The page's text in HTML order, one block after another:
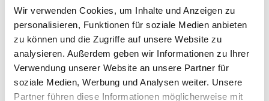
Wir verwenden Cookies, um Inhalte und Anzeigen zu
personalisieren, Funktionen für soziale Medien anbieten
zu können und die Zugriffe auf unsere Website zu
analysieren. Außerdem geben wir Informationen zu Ihrer
Verwendung unserer Website an unsere Partner für
soziale Medien, Werbung und Analysen weiter. Unsere
Partner führen diese Informationen möglicherweise mit
Straße entlang. - 2 km
Mehdingschanze und biegen dort links auf einen Feldweg. An den
Spiegelsbergen vorbei fahrend überqueren Sie nach 2 km den Goldbach.
Sie nehmen die Brücke darüber und fahren über die Florian - Geyer
Straße zum Domplatz in Halberstadt. Dabei überqueren Sie die B 81 und